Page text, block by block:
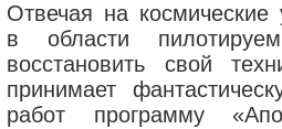
Отвечая на космические
в области
восстановить свой
принимает
работ программу